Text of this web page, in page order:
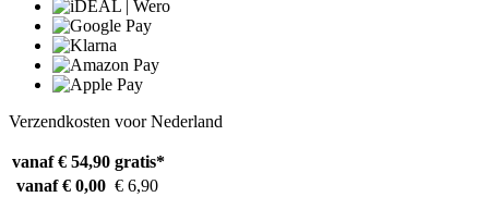
Verzendkosten voor Nederland
vanaf € 54,90 gratis*
vanaf € 0,00 € 6,90